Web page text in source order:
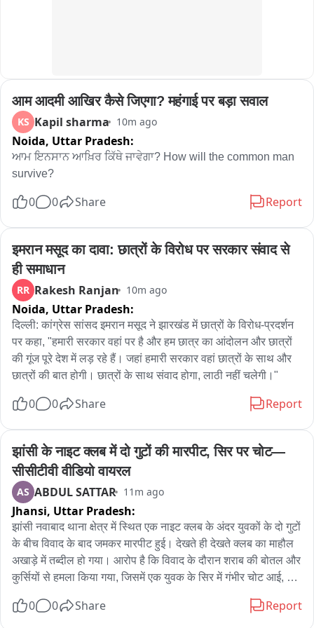
आम आदमी आखिर कैसे जिएगा? महंगाई पर बड़ा सवाल
KS Kapil sharma 10m ago
Noida, Uttar Pradesh:
ਆਮ ਇਨਸਾਨ ਆਖ਼ਿਰ ਕਿੱਥੇ ਜਾਵੇਗਾ? How will the common man
survive?
0 0 Share Report
इमरान मसूद का दावा: छात्रों के विरोध पर सरकार संवाद से
ही समाधान
RR Rakesh Ranjan 10m ago
Noida, Uttar Pradesh:
दिल्ली: कांग्रेस सांसद इमरान मसूद ने झारखंड में छात्रों के विरोध-प्रदर्शन
पर कहा, "हमारी सरकार वहां पर है और हम छात्र का आंदोलन और छात्रों
की गूंज पूरे देश में लड़ रहे हैं। जहां हमारी सरकार वहां छात्रों के साथ और
छात्रों की बात होगी। छात्रों के साथ संवाद होगा, लाठी नहीं चलेगी।"
0 0 Share Report
झांसी के नाइट क्लब में दो गुटों की मारपीट, सिर पर चोट—
सीसीटीवी वीडियो वायरल
AS ABDUL SATTAR 11m ago
Jhansi, Uttar Pradesh:
झांसी नवाबाद थाना क्षेत्र में स्थित एक नाइट क्लब के अंदर युवकों के दो गुटों
के बीच विवाद के बाद जमकर मारपीट हुई। देखते ही देखते क्लब का माहौल
अखाड़े में तब्दील हो गया। आरोप है कि विवाद के दौरान शराब की बोतल और
कुर्सियों से हमला किया गया, जिसमें एक युवक के सिर में गंभीर चोट आई,
कैमरे में कैद हो गई, जिसका वीडियो अब सोशल मीडिया पर वायरल हो रहा
0 0 Share Report